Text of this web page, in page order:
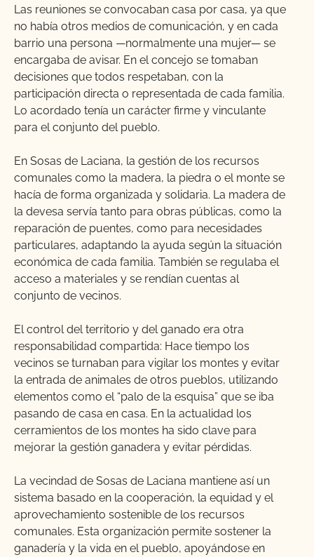
Las reuniones se convocaban casa por casa, ya que
no había otros medios de comunicación, y en cada
barrio una persona —normalmente una mujer— se
encargaba de avisar. En el concejo se tomaban
decisiones que todos respetaban, con la
participación directa o representada de cada familia.
Lo acordado tenía un carácter firme y vinculante
para el conjunto del pueblo.
En Sosas de Laciana, la gestión de los recursos
comunales como la madera, la piedra o el monte se
hacía de forma organizada y solidaria. La madera de
la devesa servía tanto para obras públicas, como la
reparación de puentes, como para necesidades
particulares, adaptando la ayuda según la situación
económica de cada familia. También se regulaba el
acceso a materiales y se rendían cuentas al
conjunto de vecinos.
El control del territorio y del ganado era otra
responsabilidad compartida: Hace tiempo los
vecinos se turnaban para vigilar los montes y evitar
la entrada de animales de otros pueblos, utilizando
elementos como el “palo de la esquisa” que se iba
pasando de casa en casa. En la actualidad los
cerramientos de los montes ha sido clave para
mejorar la gestión ganadera y evitar pérdidas.
La vecindad de Sosas de Laciana mantiene así un
sistema basado en la cooperación, la equidad y el
aprovechamiento sostenible de los recursos
comunales. Esta organización permite sostener la
ganadería y la vida en el pueblo, apoyándose en